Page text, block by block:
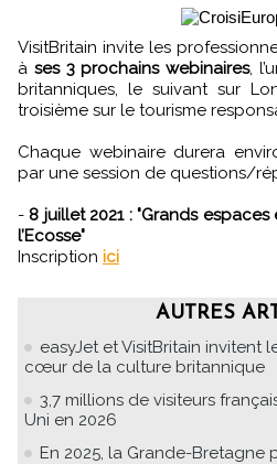
VisitBritain invite les professionnels du tourisme à s’inscrire
à ses 3 prochains webinaires,
britanniques, le suivant sur
troisième sur le tourisme
Chaque webinaire durera
par une session de questions/
- 8 juillet 2021 : "Grands
l’Ecosse"
Inscription ici
AUTRES
easyJet et VisitBritain invitent
cœur de la culture britannique
3,7 millions de visiteurs
Uni en 2026
En 2025, la Grande-Bretagne